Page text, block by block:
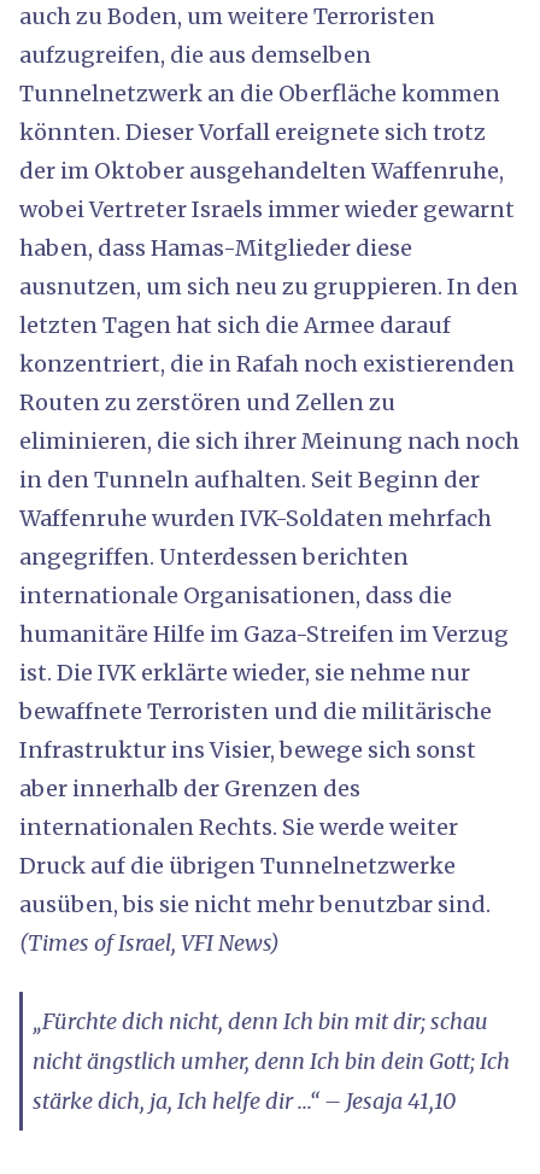
auch zu Boden, um weitere Terroristen
aufzugreifen, die aus demselben
Tunnelnetzwerk an die Oberfläche kommen
könnten. Dieser Vorfall ereignete sich trotz
der im Oktober ausgehandelten Waffenruhe,
wobei Vertreter Israels immer wieder gewarnt
haben, dass Hamas-Mitglieder diese
ausnutzen, um sich neu zu gruppieren. In den
letzten Tagen hat sich die Armee darauf
konzentriert, die in Rafah noch existierenden
Routen zu zerstören und Zellen zu
eliminieren, die sich ihrer Meinung nach noch
in den Tunneln aufhalten. Seit Beginn der
Waffenruhe wurden IVK-Soldaten mehrfach
angegriffen. Unterdessen berichten
internationale Organisationen, dass die
humanitäre Hilfe im Gaza-Streifen im Verzug
ist. Die IVK erklärte wieder, sie nehme nur
bewaffnete Terroristen und die militärische
Infrastruktur ins Visier, bewege sich sonst
aber innerhalb der Grenzen des
internationalen Rechts. Sie werde weiter
Druck auf die übrigen Tunnelnetzwerke
ausüben, bis sie nicht mehr benutzbar sind.
(Times of Israel, VFI News)
„Fürchte dich nicht, denn Ich bin mit dir; schau
nicht ängstlich umher, denn Ich bin dein Gott; Ich
stärke dich, ja, Ich helfe dir ...“ – Jesaja 41,10